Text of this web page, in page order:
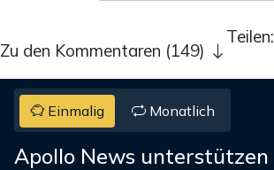
Teilen:
Zu den Kommentaren (149)
Einmalig Monatlich
Apollo News unterstützen